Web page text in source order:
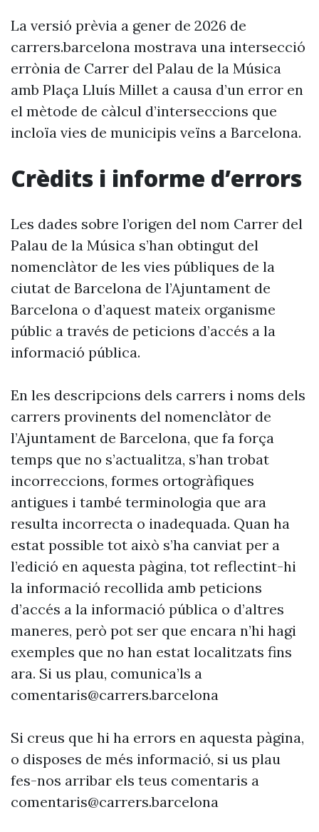
La versió prèvia a gener de 2026 de
carrers.barcelona mostrava una intersecció
errònia de Carrer del Palau de la Música
amb Plaça Lluís Millet a causa d’un error en
el mètode de càlcul d’interseccions que
incloïa vies de municipis veïns a Barcelona.
Crèdits i informe d’errors
Les dades sobre l’origen del nom Carrer del
Palau de la Música s’han obtingut del
nomenclàtor de les vies públiques de la
ciutat de Barcelona de l’Ajuntament de
Barcelona o d’aquest mateix organisme
públic a través de peticions d’accés a la
informació pública.
En les descripcions dels carrers i noms dels
carrers provinents del nomenclàtor de
l’Ajuntament de Barcelona, que fa força
temps que no s’actualitza, s’han trobat
incorreccions, formes ortogràfiques
antigues i també terminologia que ara
resulta incorrecta o inadequada. Quan ha
estat possible tot això s’ha canviat per a
l’edició en aquesta pàgina, tot reflectint-hi
la informació recollida amb peticions
d’accés a la informació pública o d’altres
maneres, però pot ser que encara n’hi hagi
exemples que no han estat localitzats fins
ara. Si us plau, comunica’ls a
comentaris@carrers.barcelona
Si creus que hi ha errors en aquesta pàgina,
o disposes de més informació, si us plau
fes-nos arribar els teus comentaris a
comentaris@carrers.barcelona